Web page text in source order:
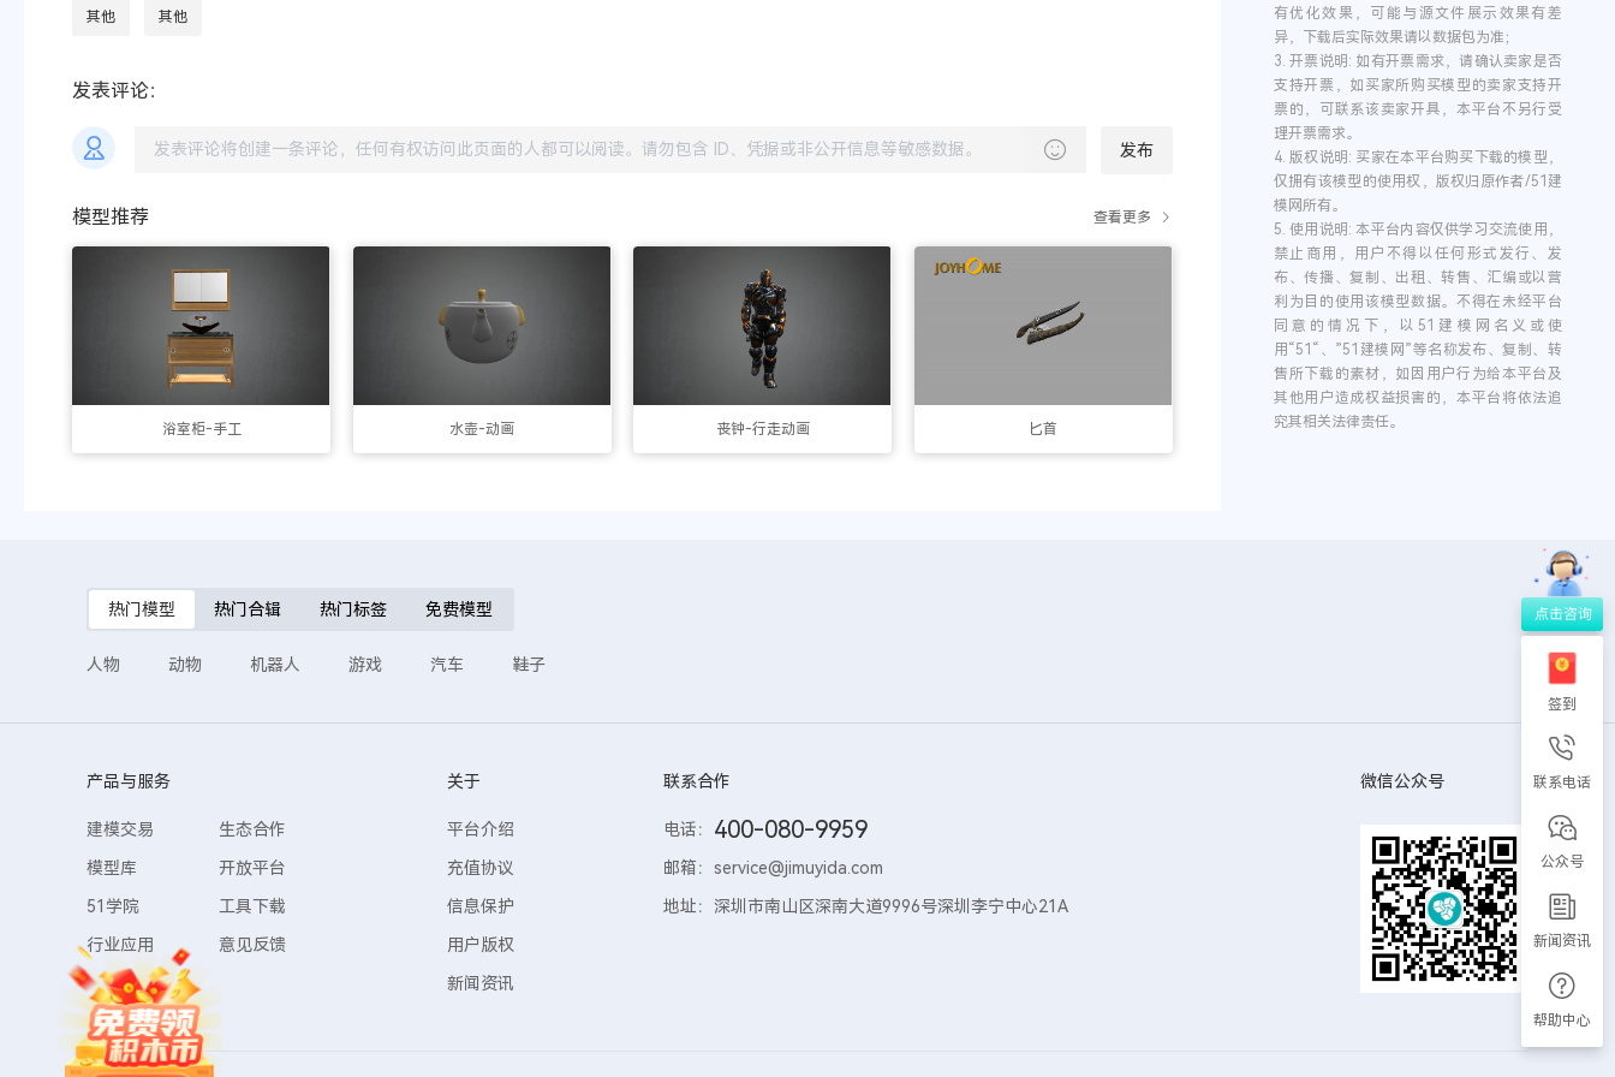
其他 其他
发表评论：
发布
模型推荐 查看更多
浴室柜-手工 水壶-动画 丧钟-行走动画 匕首
有优化效果，可能与源文件展示效果有差
异，下载后实际效果请以数据包为准；
3.开票说明: 如有开票需求，请确认卖家是否
支持开票，如买家所购买模型的卖家支持开
票的，可联系该卖家开具，本平台不另行受
理开票需求。
4.版权说明: 买家在本平台购买下载的模型，
仅拥有该模型的使用权，版权归原作者/51建
模网所有。
5.使用说明: 本平台内容仅供学习交流使用，
禁止商用，用户不得以任何形式发行、发
布、传播、复制、出租、转售、汇编或以营
利为目的使用该模型数据。不得在未经平台
同意的情况下，以51建模网名义或使
用“51“、”51建模网”等名称发布、复制、转
售所下载的素材，如因用户行为给本平台及
其他用户造成权益损害的，本平台将依法追
究其相关法律责任。
热门模型 热门合辑 热门标签 免费模型
人物 动物 机器人 游戏 汽车 鞋子
产品与服务
建模交易
生态合作
模型库
开放平台
51学院
工具下载
行业应用
意见反馈
关于
平台介绍
充值协议
信息保护
用户版权
新闻资讯
联系合作
电话： 400-080-9959
邮箱： service@jimuyida.com
地址： 深圳市南山区深南大道9996号深圳李宁中心21A
微信公众号
签到
联系电话
公众号
新闻资讯
帮助中心